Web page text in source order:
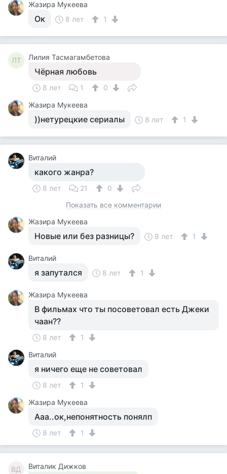
Жазира Мукеева
Ок 8 лет 1
ЛТ Лилия Тасмагамбетова
Чёрная любовь
8 лет 1
0
Жазира Мукеева
))нетурецкие сериалы 8 лет 1
Виталий
какого жанра?
8 лет 21
0
Показать все комментарии
Жазира Мукеева
Новые или без разницы? 8 лет 1
Виталий
я запутался 8 лет 1
Жазира Мукеева
В фильмах что ты посоветовал есть Джеки
чаан??
8 лет
1
Виталий
я ничего еще не советовал
8 лет
1
Жазира Мукеева
Ааа..ок,непонятность понялп
8 лет 1
ВД Виталик Дижков